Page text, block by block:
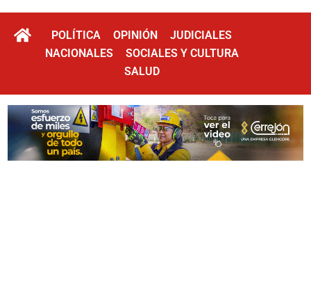
POLÍTICA OPINIÓN
JUDICIALES
NACIONALES
SOCIALES Y CULTURA
SALUD